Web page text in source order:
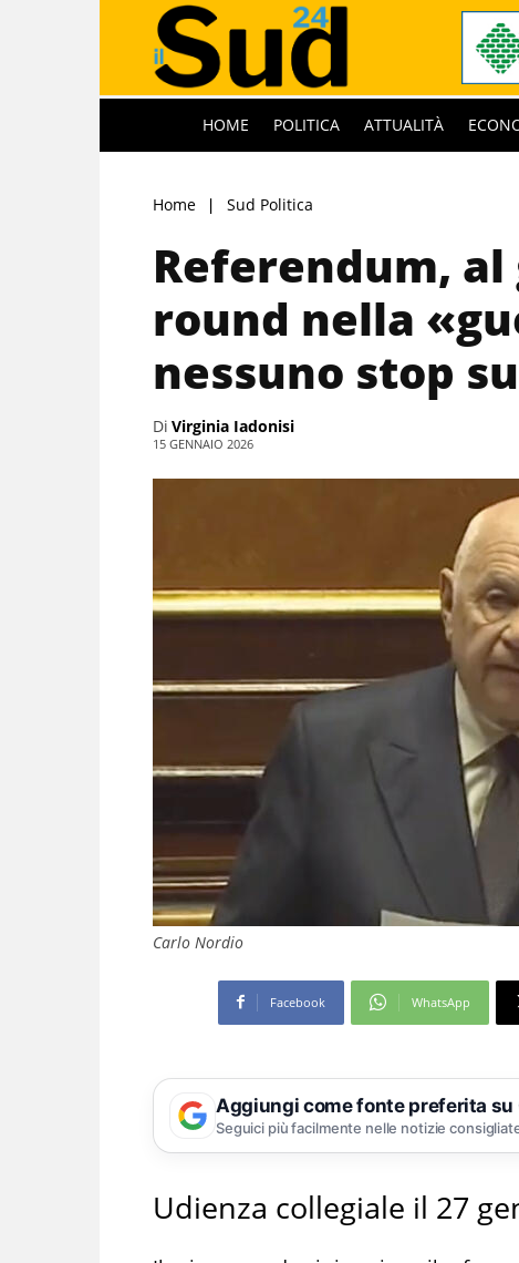
HOME POLITICA ATTUALITÀ
Home Sud Politica
Referendum,
round nella
nessuno stop
Di Virginia Iadonisi
15 GENNAIO 2026
Carlo Nordio
Facebook WhatsApp
Aggiungi come fonte preferita su
Seguici più facilmente nelle notizie
Udienza collegiale il 27